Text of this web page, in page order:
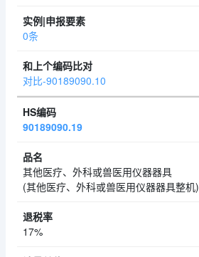
0条
对比-90189090.10
90189090.19
其他医疗、外科或兽医用仪器器具
(其他医疗、外科或兽医用仪器器具整机)
17%